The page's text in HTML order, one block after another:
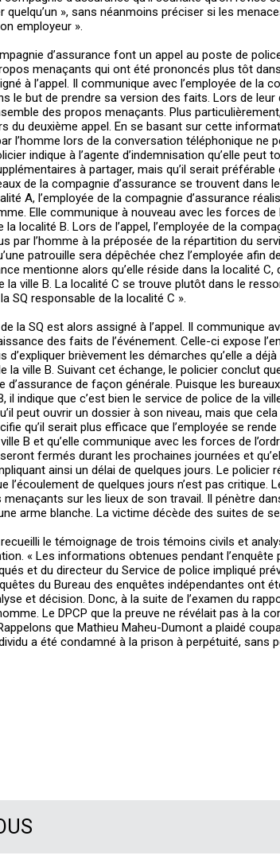
», sans néanmoins préciser si les
employeur ».
d’assurance font un appel au poste de
menaçants qui ont été prononcés plus tôt
à l’appel. Il communique avec l’employée de la
le but de prendre sa version des faits. Lors de leur
des propos menaçants. Plus
du deuxième appel. En se basant sur cette
l’homme lors de la conversation téléphonique ne
indique à l’agente d’indemnisation qu’elle peut
à partager, mais qu’il serait préférable
de la compagnie d’assurance se trouvent dans
A, l’employée de la compagnie d’assurance
Elle communique à nouveau avec les forces
localité B. Lors de l’appel, l’employée de la
par l’homme à la préposée de la répartition du
patrouille sera dépêchée chez l’employée afin
mentionne alors qu’elle réside dans la localité C,
ville B. La localité C se trouve plutôt dans le
SQ responsable de la localité C ».
la SQ est alors assigné à l’appel. Il communique
des faits de l’événement. Celle-ci expose
d’expliquer brièvement les démarches qu’elle a
la ville B. Suivant cet échange, le policier conclut
de façon générale. Puisque les
il indique que c’est bien le service de police de la
peut ouvrir un dossier à son niveau, mais que
qu’il serait plus efficace que l’employée se
B et qu’elle communique avec les forces de
fermés durant les prochaines journées et
ainsi un délai de quelques jours. Le policier
l’écoulement de quelques jours n’est pas critique.
sur les lieux de son travail. Il pénètre
arme blanche. La victime décède des suites de
le témoignage de trois témoins civils et
« Les informations obtenues pendant
et du directeur du Service de police impliqué
du Bureau des enquêtes indépendantes ont
et décision. Donc, à la suite de l’examen du
Le DPCP que la preuve ne révélait pas à la
que Mathieu Maheu-Dumont a plaidé
a été condamné à la prison à perpétuité, sans